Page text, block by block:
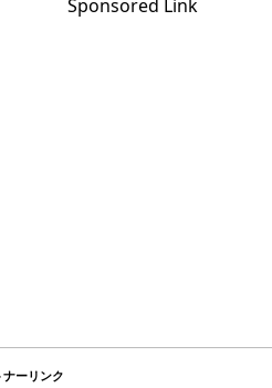
Sponsored Link
ーリンク